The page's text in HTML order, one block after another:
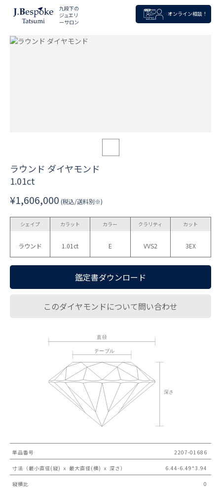
九段下の
ジュエリ
ーサロン
オンライン相談！
ラウンド ダイヤモンド
1.01ct
¥1,606,000 (税込/送料別※)
シェイプ
ラウンド
カラット
1.01ct
カラー
E
クラリティ
VVS2
カット
3EX
鑑定書ダウンロード
このダイヤモンドについて問い合わせ
単品番号 2207-01686
寸法（最小直径(縦) ｘ 最大直径(横) ｘ 深さ） 6.44-6.49*3.94
縦横比 0